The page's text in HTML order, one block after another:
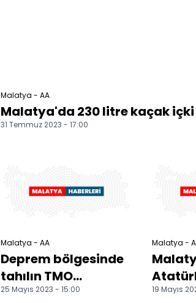
Malatya - AA
Malatya'da 230 litre kaçak
31 Temmuz 2023 - 17:00
Malatya - AA
Deprem bölgesinde
tahılın TMO
tarafından tarladan
25 Mayıs 2023 - 15:00
Malatya -
19 Mayıs